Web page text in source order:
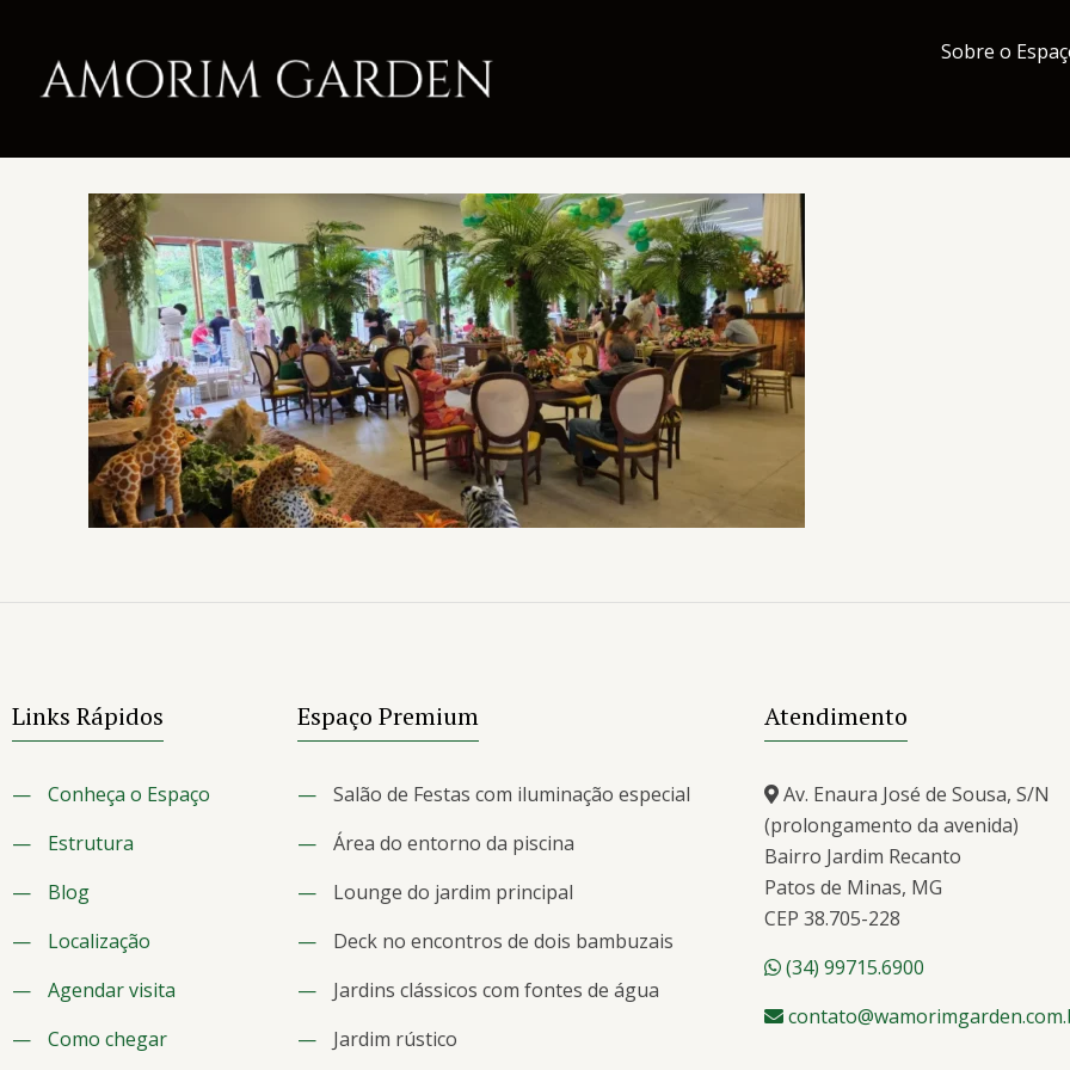
Sobre o
Links Rápidos
—
Conheça o Espaço
—
Estrutura
—
Blog
—
Localização
—
Agendar visita
—
Como chegar
Espaço Premium
—
Salão de Festas com iluminação especial
—
Área do entorno da piscina
—
Lounge do jardim principal
—
Deck no encontros de dois bambuzais
—
Jardins clássicos com fontes de água
—
Jardim rústico
Atendimento
Av. Enaura José de Sousa, S/N
(prolongamento da avenida)
Bairro Jardim Recanto
Patos de Minas, MG
CEP 38.705-228
(34) 99715.6900